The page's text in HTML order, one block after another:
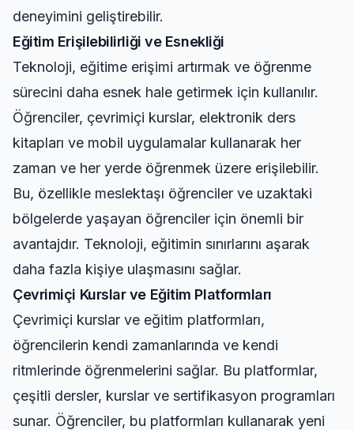
deneyimini geliştirebilir.
Eğitim Erişilebilirliği ve Esnekliği
Teknoloji, eğitime erişimi artırmak ve öğrenme
sürecini daha esnek hale getirmek için kullanılır.
Öğrenciler, çevrimiçi kurslar, elektronik ders
kitapları ve mobil uygulamalar kullanarak her
zaman ve her yerde öğrenmek üzere erişilebilir.
Bu, özellikle meslektaşı öğrenciler ve uzaktaki
bölgelerde yaşayan öğrenciler için önemli bir
avantajdır. Teknoloji, eğitimin sınırlarını aşarak
daha fazla kişiye ulaşmasını sağlar.
Çevrimiçi Kurslar ve Eğitim Platformları
Çevrimiçi kurslar ve eğitim platformları,
öğrencilerin kendi zamanlarında ve kendi
ritmlerinde öğrenmelerini sağlar. Bu platformlar,
çeşitli dersler, kurslar ve sertifikasyon programları
sunar. Öğrenciler, bu platformları kullanarak yeni